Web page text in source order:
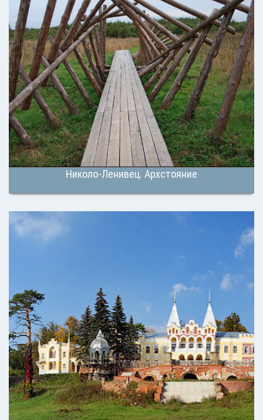
Николо-Ленивец. Архстояние